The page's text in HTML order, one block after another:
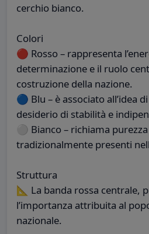
cerchio bianco.
Colori
🔴 Rosso – rappresenta
determinazione e il ruolo
costruzione della nazione.
🔵 Blu – è associato all’idea
desiderio di stabilità e
⚪ Bianco – richiama
tradizionalmente presenti
Struttura
📐 La banda rossa centrale,
l’importanza attribuita al
nazionale.